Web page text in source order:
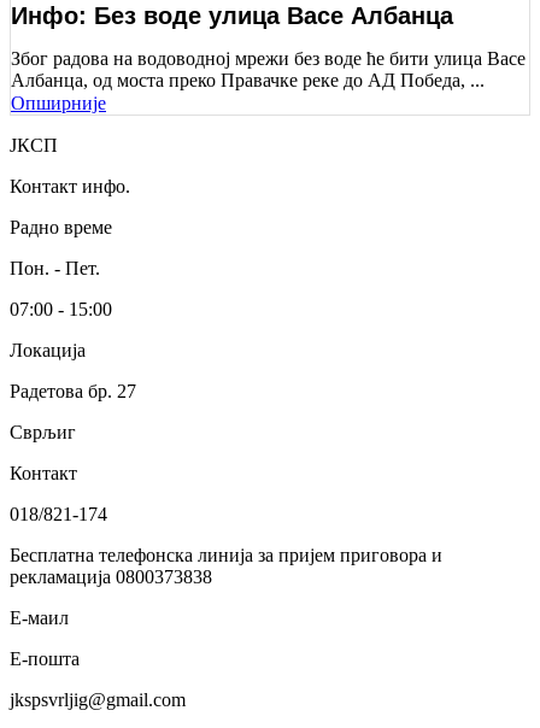
Инфо: Без воде улица Васе Албанца
Због радова на водоводној мрежи без воде ће бити улица Васе
Албанца, од моста преко Правачке реке до АД Победа, ...
Опширније
ЈКСП
Контакт инфо.
Радно време
Пон. - Пет.
07:00 - 15:00
Локација
Радетова бр. 27
Сврљиг
Контакт
018/821-174
Бесплатна телефонска линија за пријем приговора и
рекламација 0800373838
Е-маил
Е-пошта
jkspsvrljig@gmail.com